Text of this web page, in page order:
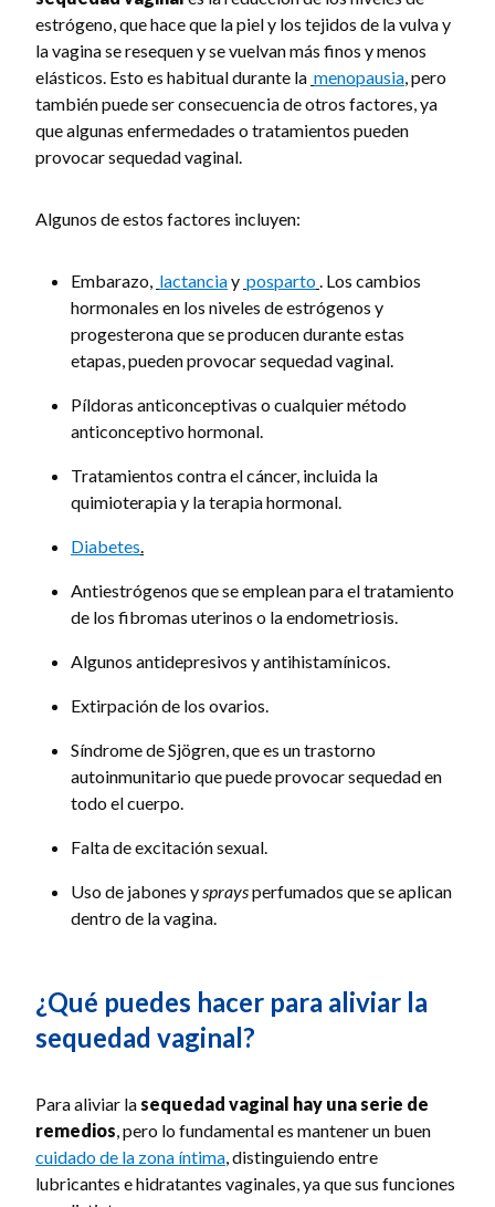
estrógeno, que hace que la piel y los tejidos de la vulva y
la vagina se resequen y se vuelvan más finos y menos
elásticos. Esto es habitual durante la menopausia, pero
también puede ser consecuencia de otros factores, ya
que algunas enfermedades o tratamientos pueden
provocar sequedad vaginal.
Algunos de estos factores incluyen:
Embarazo, lactanciay posparto. Los cambios
hormonales en los niveles de estrógenos y
progesterona que se producen durante estas
etapas, pueden provocar sequedad vaginal.
Píldoras anticonceptivas o cualquier método
anticonceptivo hormonal.
Tratamientos contra el cáncer, incluida la
quimioterapia y la terapia hormonal.
Diabetes.
Antiestrógenos que se emplean para el tratamiento
de los fibromas uterinos o la endometriosis.
Algunos antidepresivos y antihistamínicos.
Extirpación de los ovarios.
Síndrome de Sjögren, que es un trastorno
autoinmunitario que puede provocar sequedad en
todo el cuerpo.
Falta de excitación sexual.
Uso de jabones yspraysperfumados que se aplican
dentro de la vagina.
¿Qué puedes hacer para aliviar la
sequedad vaginal?
Para aliviar lasequedad vaginal hay una serie de
remedios, pero lo fundamental es mantener un buen
cuidado de la zona íntima, distinguiendo entre
lubricantes e hidratantes vaginales, ya que sus funciones